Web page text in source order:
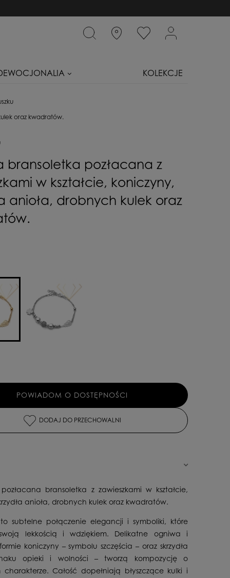
KOLEKCJE
oraz kwadratów.
bransoletka pozłacana z
w kształcie, koniczyny,
anioła, drobnych kulek oraz
POWIADOM O DOSTĘPNOŚCI
DODAJ DO PRZECHOWALNI
bransoletka z zawieszkami w kształcie,
anioła, drobnych kulek oraz kwadratów.
to subtelne połączenie elegancji i symboliki, które
lekkością i wdziękiem. Delikatne ogniwa i
koniczyny – symbolu szczęścia – oraz skrzydła
opieki i wolności – tworzą kompozycję o
Całość dopełniają błyszczące kulki i